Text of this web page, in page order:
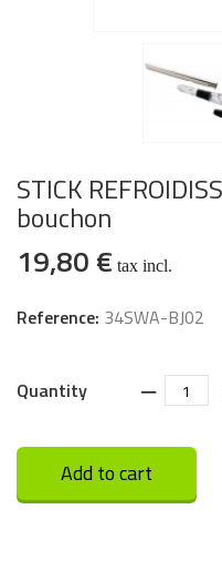
STICK
bouchon
19,80 € tax incl.
Reference: 34SWA-BJ02
Quantity ‒
Add to cart